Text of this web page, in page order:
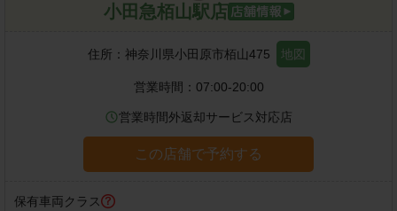
小田急栢山駅店
住所： 神奈川県小田原市栢山475 地図
営業時間： 07:00-20:00
営業時間外返却サービス対応店
この店舗で予約する
保有車両クラス